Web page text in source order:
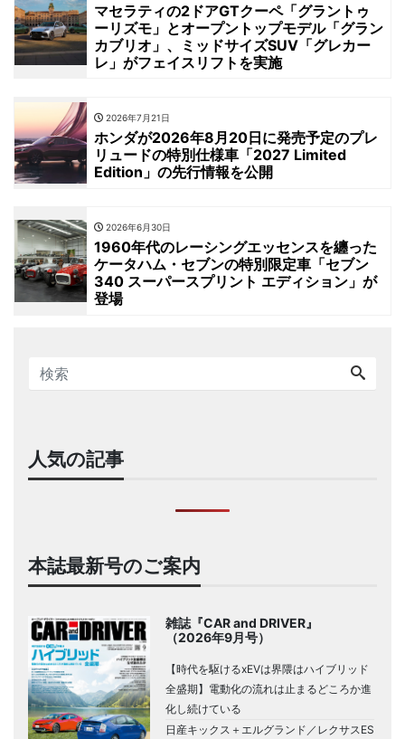
マセラティの2ドアGTクーペ「グラントゥ
ーリズモ」とオープントップモデル「グラン
カブリオ」、ミッドサイズSUV「グレカー
レ」がフェイスリフトを実施
2026年7月21日
ホンダが2026年8月20日に発売予定のプレ
リュードの特別仕様車「2027 Limited
Edition」の先行情報を公開
2026年6月30日
1960年代のレーシングエッセンスを纏った
ケータハム・セブンの特別限定車「セブン
340 スーパースプリント エディション」が
登場
人気の記事
本誌最新号のご案内
雑誌『CAR and DRIVER』
（2026年9月号）
【時代を駆けるxEVは界隈はハイブリッド
全盛期】電動化の流れは止まるどころか進
化し続けている
日産キックス＋エルグランド／レクサスES